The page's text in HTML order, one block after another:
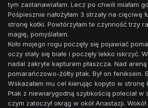
tym zastanawiałam. Lecz po chwili miałam
Pośpiesznie nałożyłam 3 strzały na cięciwę
stronę kotki. Powtórzyłam te czynność trzy
magię, pomyślałam.
Koło mojego rogu poczęły się pojawiać
oczy stały się białe i poczęły lekko iskrzyć.
nadal zakryte kapturem płaszcza. Nad areną
pomarańczowo-żółty ptak. Był on feniksem.
Wskazałam mu cel kierując kopyto w stronę
Ptak z niewiarygodną szybkością poleciał w
czym zatoczył okrąg w okół Anastazji.